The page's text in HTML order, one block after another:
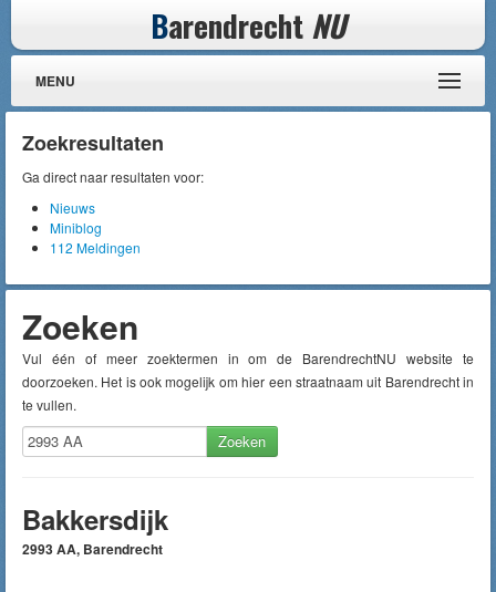
Barendrecht NU
MENU
Zoekresultaten
Ga direct naar resultaten voor:
Nieuws
Miniblog
112 Meldingen
Zoeken
Vul één of meer zoektermen in om de BarendrechtNU website te
doorzoeken. Het is ook mogelijk om hier een straatnaam uit Barendrecht in
te vullen.
Zoeken
Bakkersdijk
2993 AA, Barendrecht